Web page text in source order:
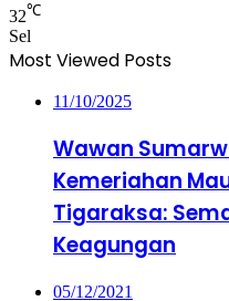
32℃
Sel
Most Viewed Posts
11/10/2025
Wawan
Kemeriahan
Tigaraksa:
Keagungan
05/12/2021